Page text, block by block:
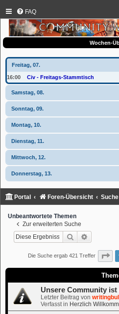
FAQ
Wochen-
Freitag, 07.
16:00 Civ - Freitags-Stammtisch
Samstag, 08.
Sonntag, 09.
Montag, 10.
Dienstag, 11.
Mittwoch, 12.
Donnerstag, 13.
Portal Foren-Übersicht Suche
Unbeantwortete Themen
Zur erweiterten Suche
Suche
Die Suche ergab 421 Treffer
Unsere Community ist
Letzter Beitrag von writingbull
Verfasst in Herzlich